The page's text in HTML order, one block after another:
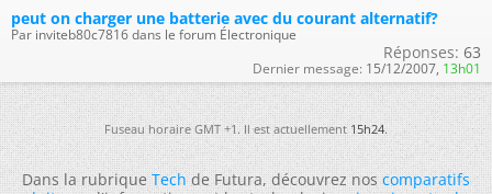
peut on charger une batterie avec du courant alternatif?
Par inviteb80c7816 dans le forum Électronique
Réponses: 63
Dernier message: 15/12/2007, 13h01
Fuseau horaire GMT +1. Il est actuellement 15h24.
Dans la rubriqueTechde Futura, découvrez noscomparatifs